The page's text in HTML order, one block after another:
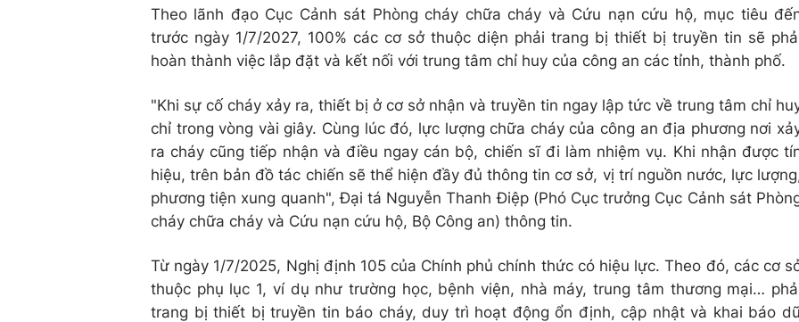
Theo lãnh đạo Cục Cảnh sát Phòng cháy chữa cháy và Cứu nạn cứu hộ, mục tiêu
trước ngày 1/7/2027, 100% các cơ sở thuộc diện phải trang bị thiết bị truyền tin sẽ
hoàn thành việc lắp đặt và kết nối với trung tâm chỉ huy của công an các tỉnh, thành phố.
"Khi sự cố cháy xảy ra, thiết bị ở cơ sở nhận và truyền tin ngay lập tức về trung tâm chỉ
chỉ trong vòng vài giây. Cùng lúc đó, lực lượng chữa cháy của công an địa phương nơi
ra cháy cũng tiếp nhận và điều ngay cán bộ, chiến sĩ đi làm nhiệm vụ. Khi nhận được
hiệu, trên bản đồ tác chiến sẽ thể hiện đầy đủ thông tin cơ sở, vị trí nguồn nước, lực
phương tiện xung quanh", Đại tá Nguyễn Thanh Điệp (Phó Cục trưởng Cục Cảnh sát
cháy chữa cháy và Cứu nạn cứu hộ, Bộ Công an) thông tin.
Từ ngày 1/7/2025, Nghị định 105 của Chính phủ chính thức có hiệu lực. Theo đó, các cơ
thuộc phụ lục 1, ví dụ như trường học, bệnh viện, nhà máy, trung tâm thương mại…
trang bị thiết bị truyền tin báo cháy, duy trì hoạt động ổn định, cập nhật và khai báo